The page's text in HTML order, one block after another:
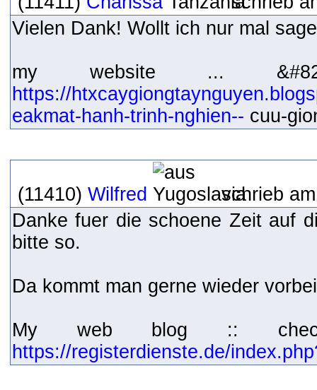
Vielen Dank! Wollt ich nur mal
my website ...
https://
eakmat-hanh-trinh-nghien-- cuu-
(11410) Wilfred
schrieb
Danke fuer die schoene Zeit auf
bitte so.
Da kommt man gerne wieder
My web blog ::
https://registerdienste.de/